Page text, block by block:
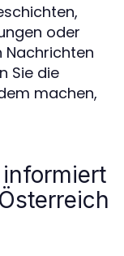
oder
Nachrichten
Sie die
machen,